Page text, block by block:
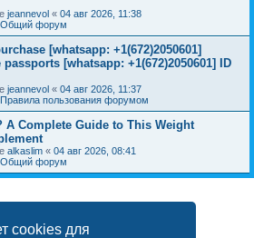
cookies для
jeannevol « 04 авг 2026, 11:38
Общий форум
[whatsapp: +1(672)2050601]
[whatsapp: +1(672)2050601] ID
jeannevol « 04 авг 2026, 11:37
Правила пользования форумом
A Complete Guide to This Weight
alkaslim « 04 авг 2026, 08:41
Общий форум